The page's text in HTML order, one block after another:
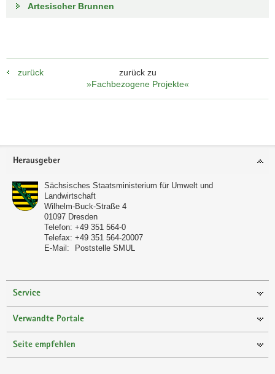
Artesischer Brunnen
zurück
zurück zu
»Fachbezogene Projekte«
Footer-
Herausgeber
Sächsisches Staatsministerium für Umwelt und
Landwirtschaft
Wilhelm-Buck-Straße 4
01097 Dresden
Telefon: +49 351 564-0
Telefax: +49 351 564-20007
E-Mail:
Poststelle SMUL
Service
Verwandte Portale
Seite empfehlen